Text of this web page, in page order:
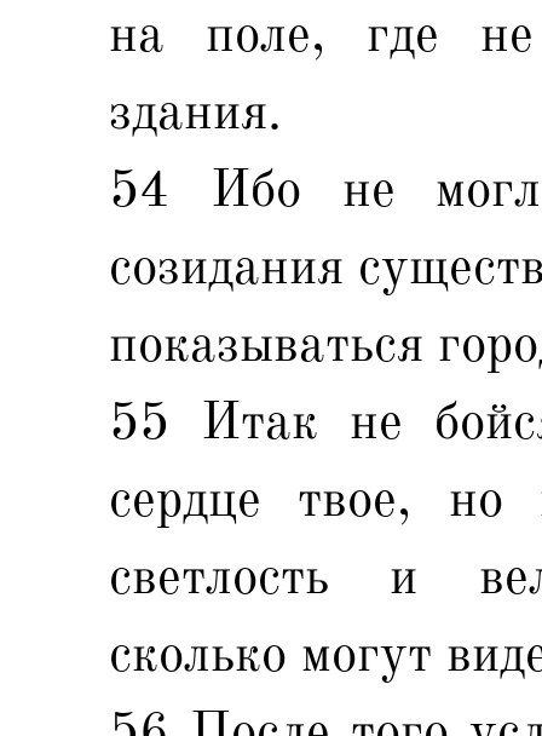
на поле, где не
здания.
54 Ибо не
созидания
показываться
55 Итак не
сердце твое,
светлость и
сколько могут